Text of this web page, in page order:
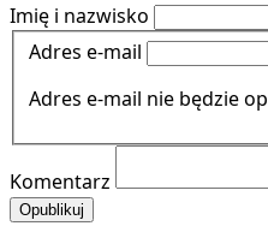
Imię i nazwisko
Adres e-mail
Adres e-mail nie będzie
Komentarz
Opublikuj